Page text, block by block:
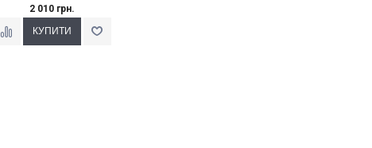
2 010 грн.